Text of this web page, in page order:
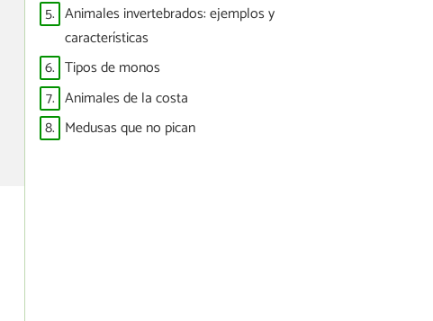
5. Animales invertebrados: ejemplos y
características
6. Tipos de monos
7. Animales de la costa
8. Medusas que no pican